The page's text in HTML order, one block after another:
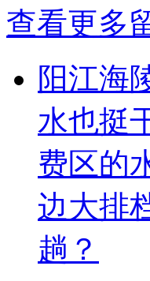
查看更多
阳江海
水也挺
费区的
边大排
趟？